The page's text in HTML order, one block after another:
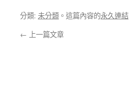
分類: 未分類 。這篇內容的永久連結
← 上一篇文章